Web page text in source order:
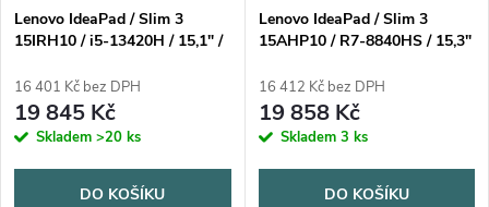
Lenovo IdeaPad / Slim 3
15IRH10 / i5-13420H / 15,1" /
UHD Xe / W11H / Blue / 2R
16 401 Kč bez DPH
19 845 Kč
Skladem >20 ks
DO KOŠÍKU
Lenovo IdeaPad / Slim 3
15AHP10 / R7-8840HS / 15,3"
AMD int / W11H / Gray / 2R
16 412 Kč bez DPH
19 858 Kč
Skladem 3 ks
DO KOŠÍKU